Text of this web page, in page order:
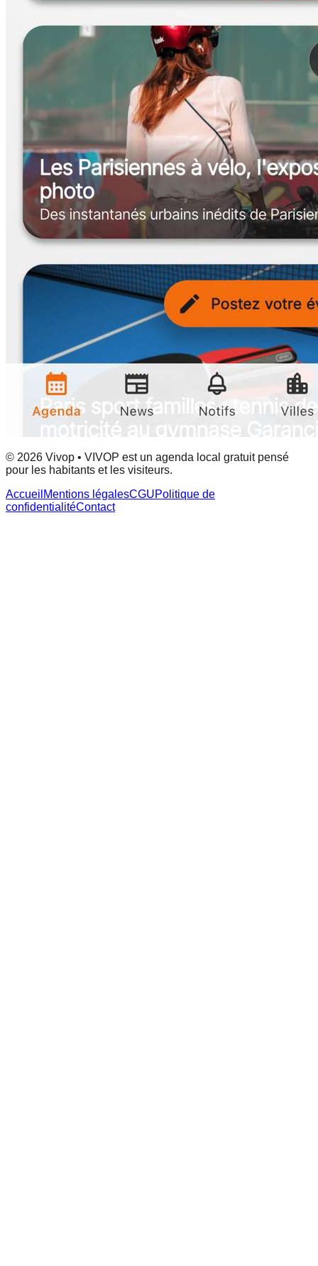
© 2026 Vivop • VIVOP est un agenda local gratuit pensé
pour les habitants et les visiteurs.
Accueil Mentions légalesCGUPolitique de
confidentialitéContact